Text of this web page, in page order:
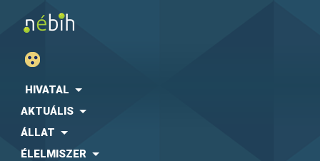
HIVATAL
AKTUÁLIS
ÁLLAT
ÉLELMISZER